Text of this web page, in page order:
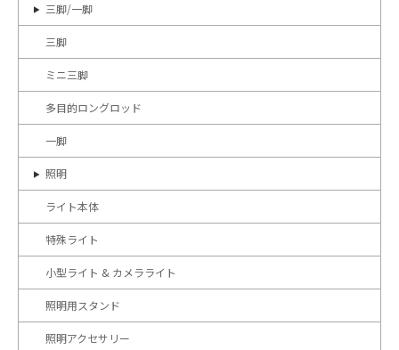
三脚/一脚
三脚
ミニ三脚
多目的ロングロッド
一脚
照明
ライト本体
特殊ライト
小型ライト & カメラライト
照明用スタンド
照明アクセサリー